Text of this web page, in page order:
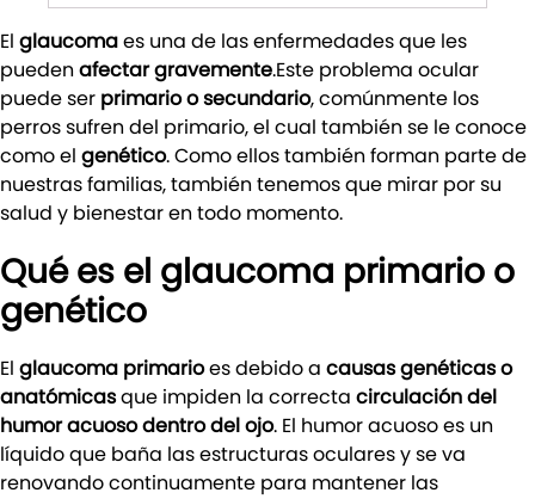
El glaucomaes una de las enfermedades que les
puedenafectar gravemente.Este problema ocular
puede ser primario o secundario, comúnmente los
perros sufren del primario, el cual también se le conoce
como el genético. Como ellos también forman parte de
nuestras familias, también tenemos que mirar por su
salud y bienestar en todo momento.
Qué es el glaucoma primario o
genético
El glaucoma primarioes debido a causas genéticas o
anatómicasque impiden la correcta circulación del
humor acuoso dentro del ojo. El humor acuoso es un
líquido que baña las estructuras oculares y se va
renovando continuamente para mantener las